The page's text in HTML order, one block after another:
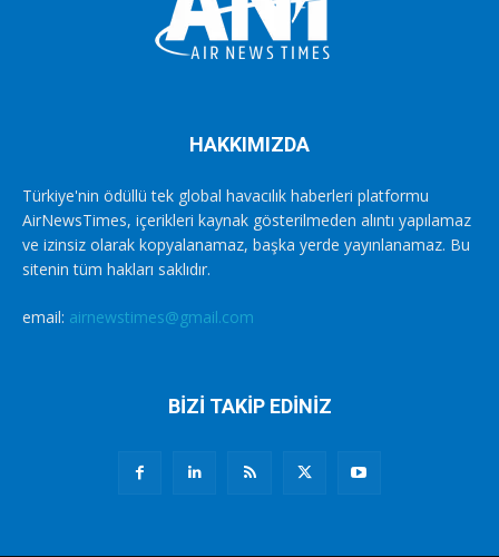
HAKKIMIZDA
Türkiye'nin ödüllü tek global havacılık haberleri platformu
AirNewsTimes, içerikleri kaynak gösterilmeden alıntı yapılamaz
ve izinsiz olarak kopyalanamaz, başka yerde yayınlanamaz. Bu
sitenin tüm hakları saklıdır.
email: airnewstimes@gmail.com
BİZİ TAKİP EDİNİZ